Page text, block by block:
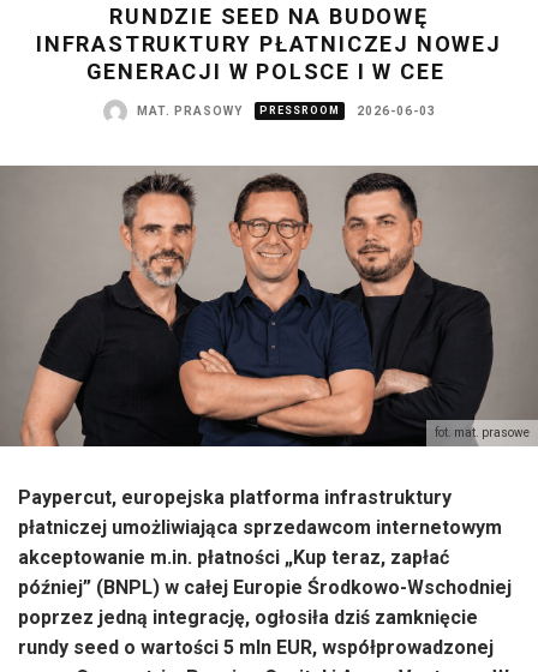
RUNDZIE SEED NA BUDOWĘ
INFRASTRUKTURY PŁATNICZEJ NOWEJ
GENERACJI W POLSCE I W CEE
MAT. PRASOWY PRESSROOM 2026-06-03
fot. mat. prasowe
Paypercut, europejska platforma infrastruktury
płatniczej umożliwiająca sprzedawcom internetowym
akceptowanie m.in. płatności „Kup teraz, zapłać
później” (BNPL) w całej Europie Środkowo-Wschodniej
poprzez jedną integrację, ogłosiła dziś zamknięcie
rundy seed o wartości 5 mln EUR, współprowadzonej